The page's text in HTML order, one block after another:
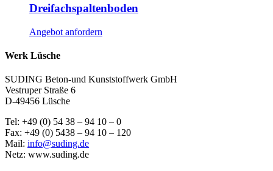
Dreifachspaltenboden
Angebot anfordern
Werk Lüsche
SUDING Beton-und Kunststoffwerk GmbH
Vestruper Straße 6
D-49456 Lüsche
Tel: +49 (0) 54 38 – 94 10 – 0
Fax: +49 (0) 5438 – 94 10 – 120
Mail: info@suding.de
Netz: www.suding.de